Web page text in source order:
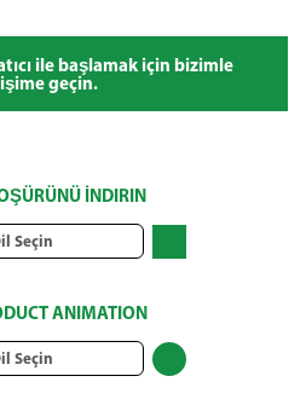
ile başlamak için bizimle
geçin.
İNDIRIN
Seçin
ANIMATION
Seçin